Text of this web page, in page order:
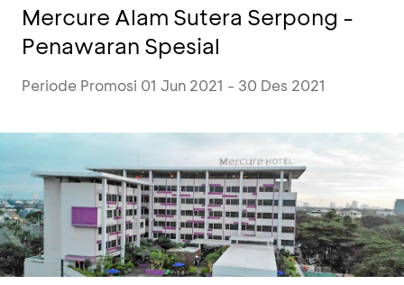
Mercure Alam Sutera Serpong -
Penawaran Spesial
Periode Promosi 01 Jun 2021 - 30 Des 2021